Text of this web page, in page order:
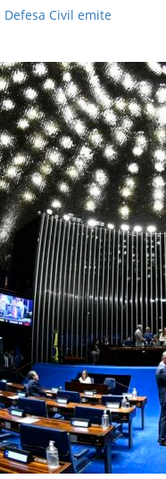
Civil emite